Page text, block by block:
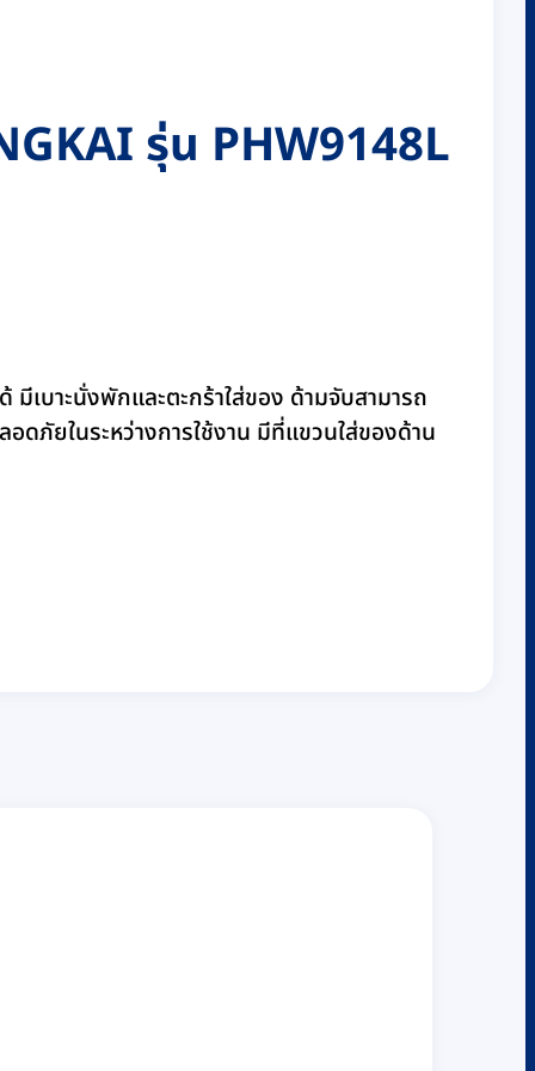
รุ่น PHW9148L
เบาะนั่งพักและตะกร้าใส่ของ ด้ามจับสามารถ
ดภัยในระหว่างการใช้งาน มีที่แขวนใส่ของด้าน